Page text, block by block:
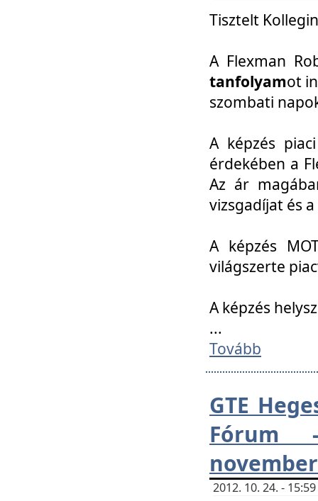
Tisztelt
A Flexman
tanfolyamot
szombati
A képzés
érdekében a
Az ár
vizsgadíjat és
A képzés
világszerte
A képzés
...
Tovább
GTE
Fórum
2012. 10. 24. -